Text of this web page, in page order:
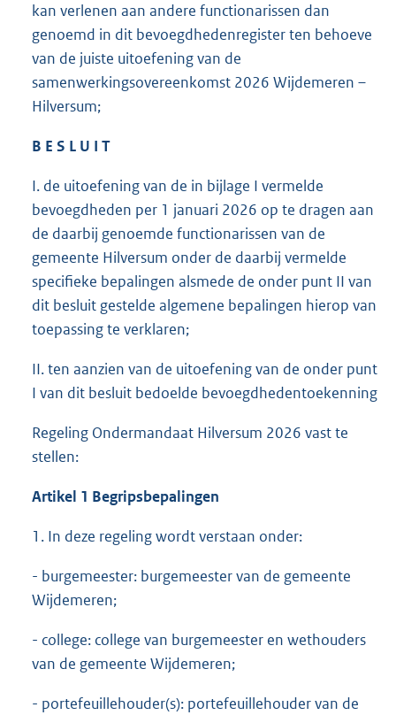
kan verlenen aan andere functionarissen dan
genoemd in dit bevoegdhedenregister ten behoeve
van de juiste uitoefening van de
samenwerkingsovereenkomst 2026 Wijdemeren –
Hilversum;
B E S L U I T
I. de uitoefening van de in bijlage I vermelde
bevoegdheden per 1 januari 2026 op te dragen aan
de daarbij genoemde functionarissen van de
gemeente Hilversum onder de daarbij vermelde
specifieke bepalingen alsmede de onder punt II van
dit besluit gestelde algemene bepalingen hierop van
toepassing te verklaren;
II. ten aanzien van de uitoefening van de onder punt
I van dit besluit bedoelde bevoegdhedentoekenning
Regeling Ondermandaat Hilversum 2026 vast te
stellen:
Artikel 1 Begripsbepalingen
1. In deze regeling wordt verstaan onder:
- burgemeester: burgemeester van de gemeente
Wijdemeren;
- college: college van burgemeester en wethouders
van de gemeente Wijdemeren;
- portefeuillehouder(s): portefeuillehouder van de